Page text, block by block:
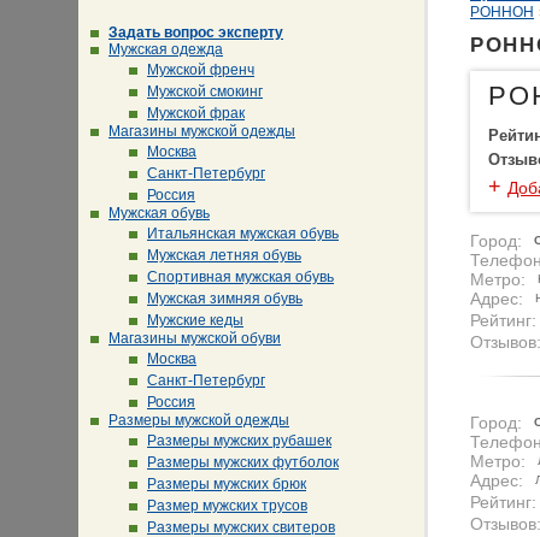
Задать вопрос эксперту
Мужская одежда
Мужской френч
Мужской смокинг
Мужской фрак
Магазины мужской одежды
Москва
Санкт-Петербург
Россия
Мужская обувь
Итальянская мужская обувь
Мужская летняя обувь
Спортивная мужская обувь
Мужская зимняя обувь
Мужские кеды
Магазины мужской обуви
Москва
Санкт-Петербург
Россия
Размеры мужской одежды
Размеры мужских рубашек
Размеры мужских футболок
Размеры мужских брюк
Размер мужских трусов
Размеры мужских свитеров
РОННОН
+
Город:
Метро:
Адрес:
Рейтинг:
Отзывов:
Город:
Метро:
Адрес:
Рейтинг:
Отзывов: